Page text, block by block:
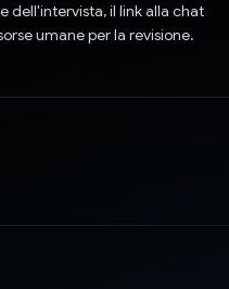
dell'intervista, il link alla chat
umane per la revisione.